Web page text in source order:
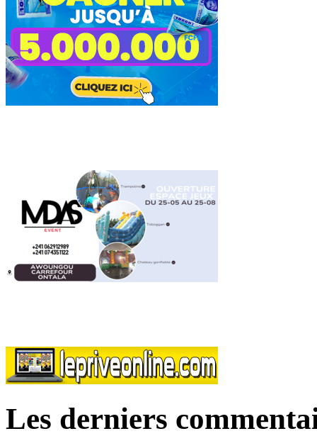
Les derniers